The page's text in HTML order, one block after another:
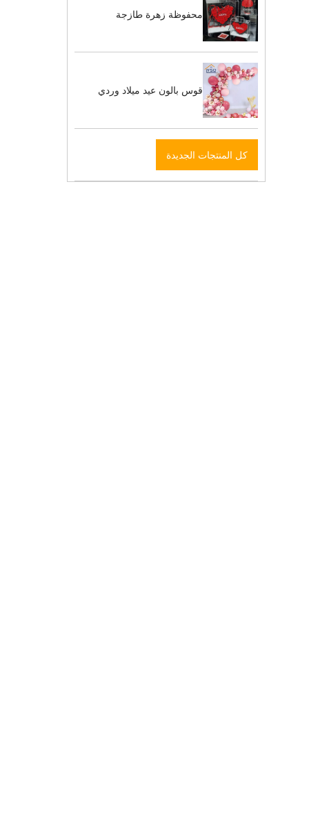
محفوظة زهرة طازجة
قوس بالون عيد ميلاد وردي
كل المنتجات الجديدة